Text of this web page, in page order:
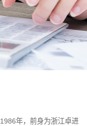
年，前身为浙江卓进